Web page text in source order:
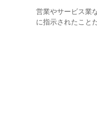
営業やサービス業
に指示されたこと